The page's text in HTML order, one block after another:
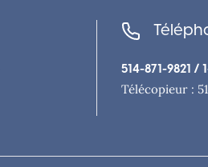
514-871-9821 /
Télécopieur :